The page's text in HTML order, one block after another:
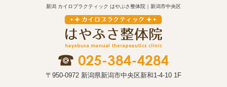
新潟 カイロプラクティック はやぶさ整体院｜新潟市中央区
〒950-0972 新潟県新潟市中央区新和1-4-10 1F